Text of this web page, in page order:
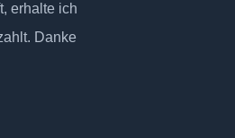
erhalte ich
Danke